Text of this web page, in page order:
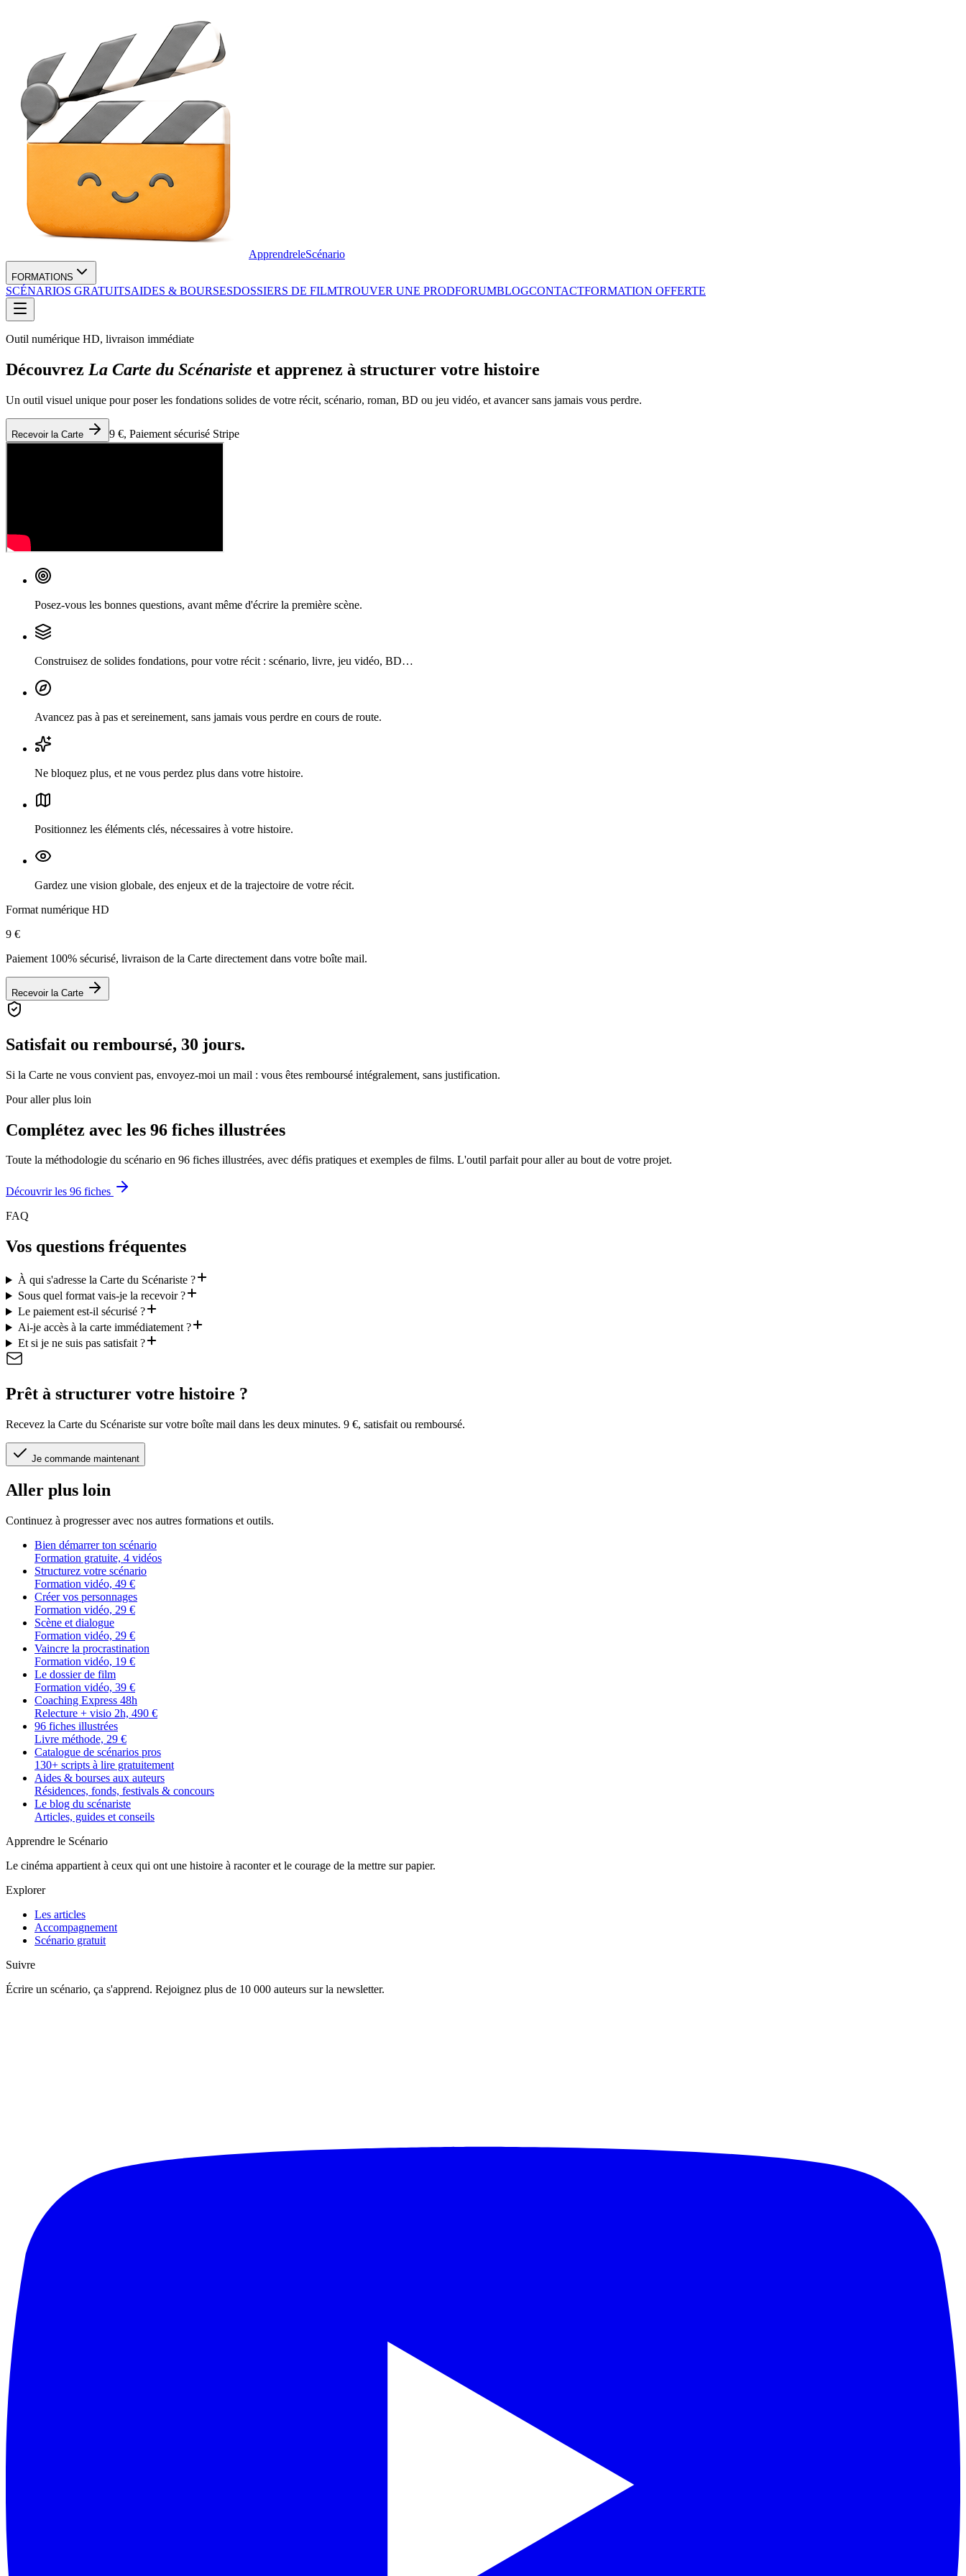
ApprendreleScénario
FORMATIONS
SCÉNARIOS GRATUITSAIDES & BOURSESDOSSIERS DE FILMTROUVER UNE PRODFORUMBLOGCONTACTFORMATION OFFERTE
Outil numérique HD, livraison immédiate
Découvrez La Carte du Scénariste et apprenez à structurer votre histoire
Un outil visuel unique pour poser les fondations solides de votre récit, scénario, roman, BD ou jeu vidéo, et avancer sans jamais vous perdre.
Recevoir la Carte 9 €, Paiement sécurisé Stripe
Posez-vous les bonnes questions, avant même d'écrire la première scène.
Construisez de solides fondations, pour votre récit : scénario, livre, jeu vidéo, BD…
Avancez pas à pas et sereinement, sans jamais vous perdre en cours de route.
Ne bloquez plus, et ne vous perdez plus dans votre histoire.
Positionnez les éléments clés, nécessaires à votre histoire.
Gardez une vision globale, des enjeux et de la trajectoire de votre récit.
Format numérique HD
9 €
Paiement 100% sécurisé, livraison de la Carte directement dans votre boîte mail.
Recevoir la Carte
Satisfait ou remboursé, 30 jours.
Si la Carte ne vous convient pas, envoyez-moi un mail : vous êtes remboursé intégralement, sans justification.
Pour aller plus loin
Complétez avec les 96 fiches illustrées
Toute la méthodologie du scénario en 96 fiches illustrées, avec défis pratiques et exemples de films. L'outil parfait pour aller au bout de votre projet.
Découvrir les 96 fiches
FAQ
Vos questions fréquentes
À qui s'adresse la Carte du Scénariste ?
Sous quel format vais-je la recevoir ?
Le paiement est-il sécurisé ?
Ai-je accès à la carte immédiatement ?
Et si je ne suis pas satisfait ?
Prêt à structurer votre histoire ?
Recevez la Carte du Scénariste sur votre boîte mail dans les deux minutes. 9 €, satisfait ou remboursé.
Je commande maintenant
Aller plus loin
Continuez à progresser avec nos autres formations et outils.
Bien démarrer ton scénario
Formation gratuite, 4 vidéos
Structurez votre scénario
Formation vidéo, 49 €
Créer vos personnages
Formation vidéo, 29 €
Scène et dialogue
Formation vidéo, 29 €
Vaincre la procrastination
Formation vidéo, 19 €
Le dossier de film
Formation vidéo, 39 €
Coaching Express 48h
Relecture + visio 2h, 490 €
96 fiches illustrées
Livre méthode, 29 €
Catalogue de scénarios pros
130+ scripts à lire gratuitement
Aides & bourses aux auteurs
Résidences, fonds, festivals & concours
Le blog du scénariste
Articles, guides et conseils
Apprendre le Scénario
Le cinéma appartient à ceux qui ont une histoire à raconter et le courage de la mettre sur papier.
Explorer
Les articles
Accompagnement
Scénario gratuit
Suivre
Écrire un scénario, ça s'apprend. Rejoignez plus de 10 000 auteurs sur la newsletter.